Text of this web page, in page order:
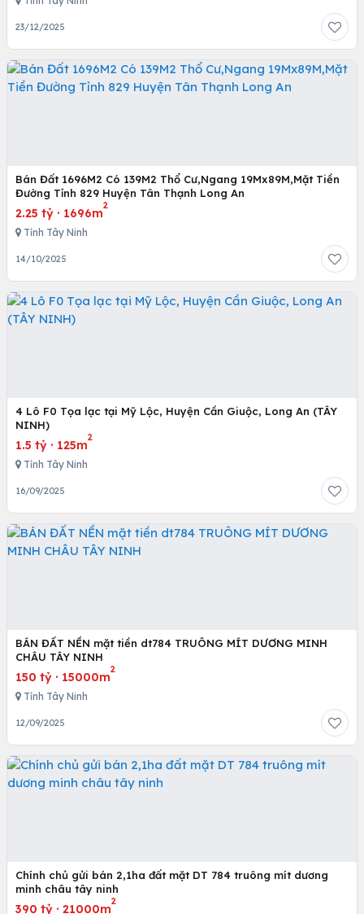
23/12/2025
Bán Đất 1696M2 Có 139M2 Thổ Cư,Ngang 19Mx89M,Mặt Tiền
Đường Tỉnh 829 Huyện Tân Thạnh Long An
2.25 tỷ · 1696m
2
Tỉnh Tây Ninh
14/10/2025
4 Lô F0 Tọa lạc tại Mỹ Lộc, Huyện Cần Giuộc, Long An (TÂY
NINH)
1.5 tỷ · 125m
2
Tỉnh Tây Ninh
16/09/2025
BÁN ĐẤT NỀN mặt tiền dt784 TRUÔNG MÍT DƯƠNG MINH
CHÂU TÂY NINH
150 tỷ · 15000m
2
Tỉnh Tây Ninh
12/09/2025
Chính chủ gửi bán 2,1ha đất mặt DT 784 truông mít dương
minh châu tây ninh
390 tỷ · 21000m
2